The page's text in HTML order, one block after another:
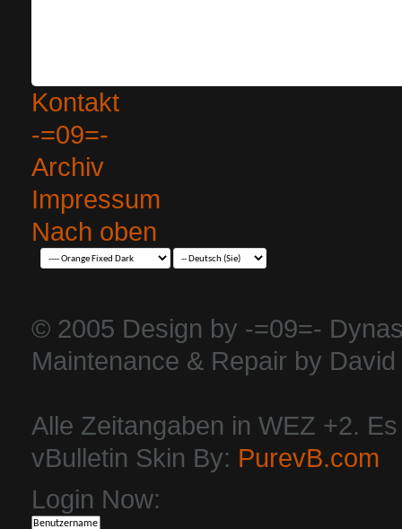
Kontakt
-=09=-
Archiv
Impressum
Nach oben
© 2005 Design by -=09=-
Maintenance & Repair by
Alle Zeitangaben in WEZ +2.
vBulletin Skin By: PurevB.com
Login Now: